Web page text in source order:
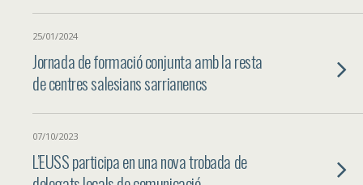
25/01/2024
Jornada de formació conjunta amb la resta
de centres salesians sarrianencs
07/10/2023
L’EUSS participa en una nova trobada de